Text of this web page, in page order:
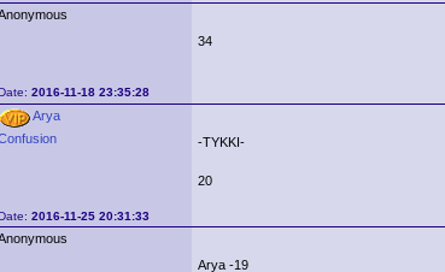
Date:2016-11-18 23:35:28
34
Arya
2016-11-25 20:31:33
-TYKKI-
20
Arya -19